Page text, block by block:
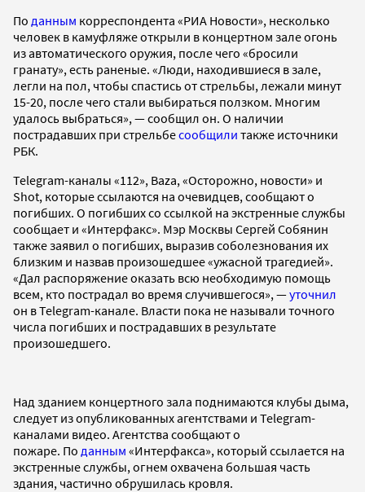
По данным корреспондента «РИА Новости», несколько
человек в камуфляже открыли в концертном зале огонь
из автоматического оружия, после чего «бросили
гранату», есть раненые. «Люди, находившиеся в зале,
легли на пол, чтобы спастись от стрельбы, лежали минут
15-20, после чего стали выбираться ползком. Многим
удалось выбраться», — сообщил он. О наличии
пострадавших при стрельбесообщили также источники
РБК.
Telegram-каналы «112», Baza, «Осторожно, новости» и
Shot, которые ссылаются на очевидцев, сообщают о
погибших. О погибших со ссылкой на экстренные службы
сообщает и «Интерфакс». Мэр Москвы Сергей Собянин
также заявил о погибших, выразив соболезнования их
близким и назвав произошедшее «ужасной трагедией».
«Дал распоряжение оказать всю необходимую помощь
всем, кто пострадал во время случившегося», —уточнил
он в Telegram-канале. Власти пока не называли точного
числа погибших и пострадавших в результате
произошедшего.
Над зданием концертного зала поднимаются клубы дыма,
следует из опубликованных агентствами и Telegram-
каналами видео. Агентства сообщают о
пожаре. По данным «Интерфакса», который ссылается на
экстренные службы, огнем охвачена большая часть
здания, частично обрушилась кровля.